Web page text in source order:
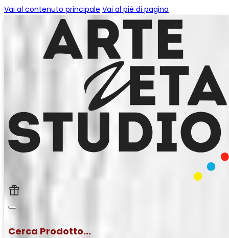
Vai al contenuto principale Vai al piè di pagina
Cerca Prodotto...